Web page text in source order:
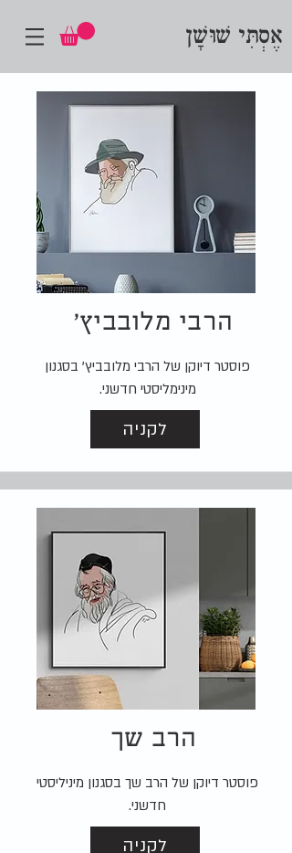
אֶסְתִּי שׁוּשָׁן
הרבי מלובביץ'
פוסטר דיוקן של הרבי מלובביץ' בסגנון
מינימליסטי חדשני.
לקניה
הרב שך
פוסטר דיוקן של הרב שך בסגנון מיניליסטי
חדשני.
לקניה